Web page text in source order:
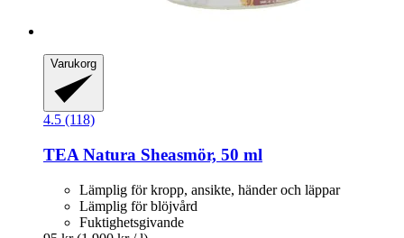
Varukorg
4.5 (118)
TEA Natura Sheasmör, 50 ml
Lämplig för kropp, ansikte, händer och läppar
Lämplig för blöjvård
Fuktighetsgivande